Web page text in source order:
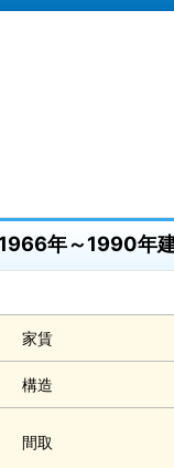
年～1990年
家賃
構造
間取